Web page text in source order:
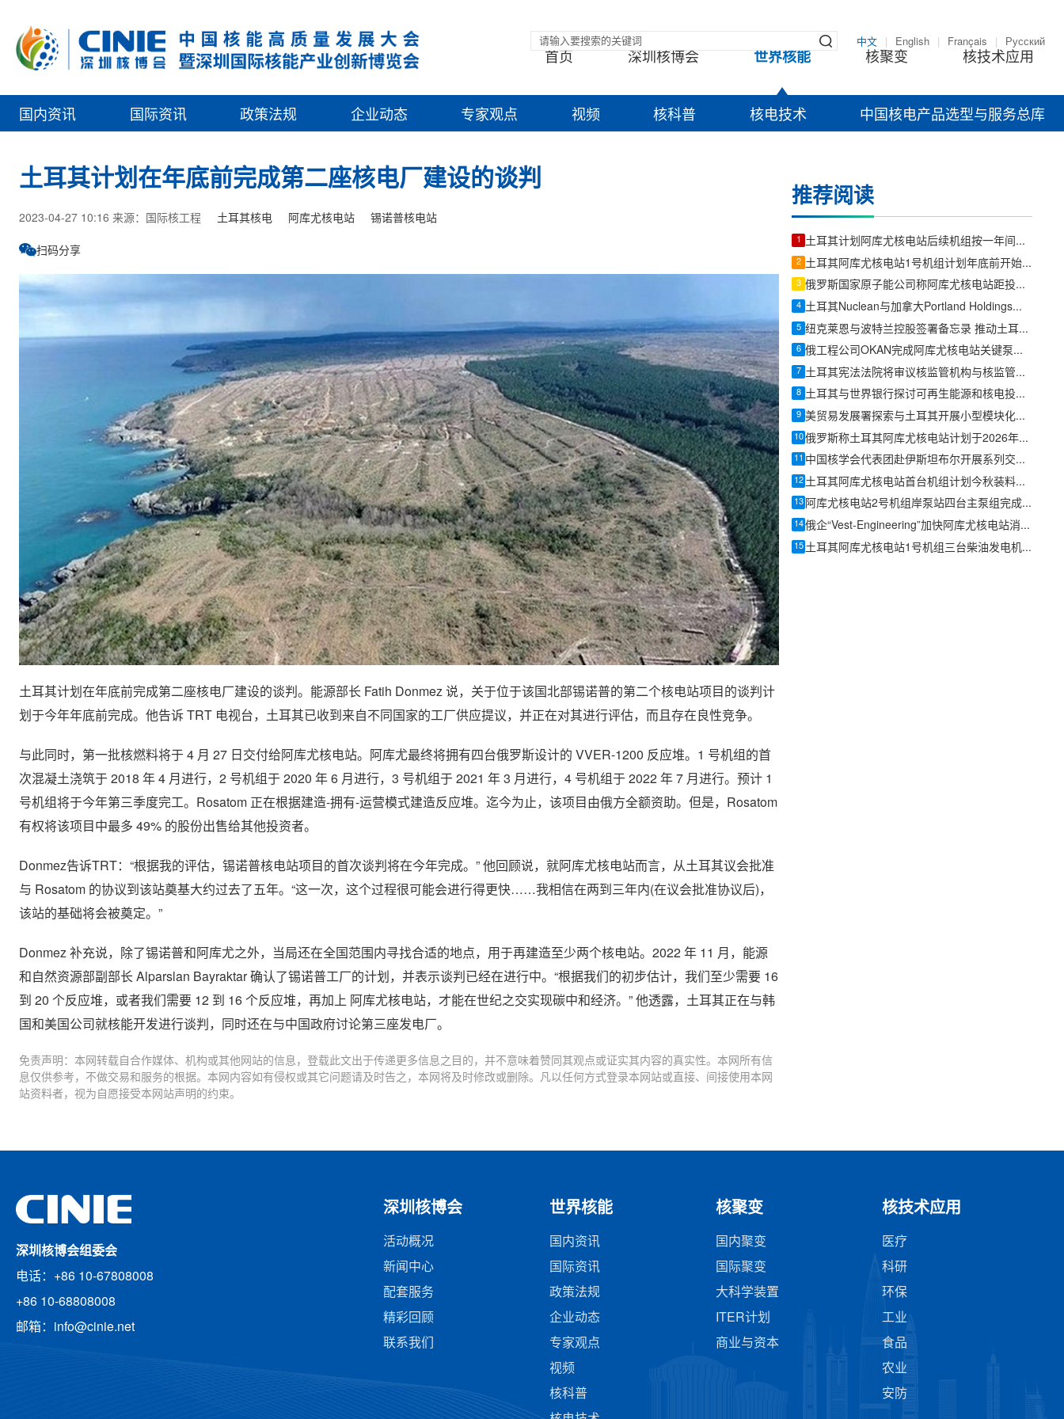
中文 English Français Русский
首页 深圳核博会 世界核能 核聚变 核技术应用
国内资讯 国际资讯 政策法规 企业动态 专家观点 视频 核科普 核电技术 中国核电产品选型与服务总库
土耳其计划在年底前完成第二座核电厂建设的谈判
2023-04-27 10:16 来源：国际核工程 土耳其核电 阿库尤核电站 锡诺普核电站
扫码分享
土耳其计划在年底前完成第二座核电厂建设的谈判。能源部长 Fatih Donmez 说，关于位于该国北部锡诺普的第二个核电站项目的谈判计
划于今年年底前完成。他告诉 TRT 电视台，土耳其已收到来自不同国家的工厂供应提议，并正在对其进行评估，而且存在良性竞争。
与此同时，第一批核燃料将于 4 月 27 日交付给阿库尤核电站。阿库尤最终将拥有四台俄罗斯设计的 VVER-1200 反应堆。1 号机组的首
次混凝土浇筑于 2018 年 4 月进行，2 号机组于 2020 年 6 月进行，3 号机组于 2021 年 3 月进行，4 号机组于 2022 年 7 月进行。预计 1
号机组将于今年第三季度完工。Rosatom 正在根据建造-拥有-运营模式建造反应堆。迄今为止，该项目由俄方全额资助。但是，Rosatom
有权将该项目中最多 49% 的股份出售给其他投资者。
Donmez告诉TRT：“根据我的评估，锡诺普核电站项目的首次谈判将在今年完成。” 他回顾说，就阿库尤核电站而言，从土耳其议会批准
与 Rosatom 的协议到该站奠基大约过去了五年。“这一次，这个过程很可能会进行得更快……我相信在两到三年内(在议会批准协议后)，
该站的基础将会被奠定。”
Donmez 补充说，除了锡诺普和阿库尤之外，当局还在全国范围内寻找合适的地点，用于再建造至少两个核电站。2022 年 11 月，能源
和自然资源部副部长 Alparslan Bayraktar 确认了锡诺普工厂的计划，并表示谈判已经在进行中。“根据我们的初步估计，我们至少需要 16
到 20 个反应堆，或者我们需要 12 到 16 个反应堆，再加上 阿库尤核电站，才能在世纪之交实现碳中和经济。” 他透露，土耳其正在与韩
国和美国公司就核能开发进行谈判，同时还在与中国政府讨论第三座发电厂。
免责声明：本网转载自合作媒体、机构或其他网站的信息，登载此文出于传递更多信息之目的，并不意味着赞同其观点或证实其内容的真实性。本网所有信
息仅供参考，不做交易和服务的根据。本网内容如有侵权或其它问题请及时告之，本网将及时修改或删除。凡以任何方式登录本网站或直接、间接使用本网
站资料者，视为自愿接受本网站声明的约束。
推荐阅读
1 土耳其计划阿库尤核电站后续机组按一年间隔投产
2 土耳其阿库尤核电站1号机组计划年底前开始发电
3 俄罗斯国家原子能公司称阿库尤核电站距投产调试仅剩数月
4 土耳其Nuclean与加拿大Portland Holdings签署核能合作意向协议
5 纽克莱恩与波特兰控股签署备忘录 推动土耳其核能生态系统发展
6 俄工程公司OKAN完成阿库尤核电站关键泵设备供货与极端条件测试
7 土耳其宪法法院将审议核监管机构与核监管法关键条款
8 土耳其与世界银行探讨可再生能源和核电投资新合作
9 美贸易发展署探索与土耳其开展小型模块化反应堆合作
10 俄罗斯称土耳其阿库尤核电站计划于2026年底前投产
11 中国核学会代表团赴伊斯坦布尔开展系列交流并签署合作谅解备忘录
12 土耳其阿库尤核电站首台机组计划今秋装料投运
13 阿库尤核电站2号机组岸泵站四台主泵组完成安装
14 俄企“Vest-Engineering”加快阿库尤核电站消防控制系统供货
15 土耳其阿库尤核电站1号机组三台柴油发电机完成首阶段测试
深圳核博会组委会
电话：+86 10-67808008
+86 10-68808008
邮箱：info@cinie.net
深圳核博会
活动概况
新闻中心
配套服务
精彩回顾
联系我们
世界核能
国内资讯
国际资讯
政策法规
企业动态
专家观点
视频
核科普
核聚变
国内聚变
国际聚变
大科学装置
ITER计划
商业与资本
核技术应用
医疗
科研
环保
工业
食品
农业
安防